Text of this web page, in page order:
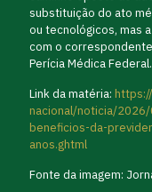
substituição do ato
ou tecnológicos, mas
com o
Perícia Médica Federal.
Link da matéria:
nacional/noticia/
beneficios-da-
anos.ghtml
Fonte da imagem: